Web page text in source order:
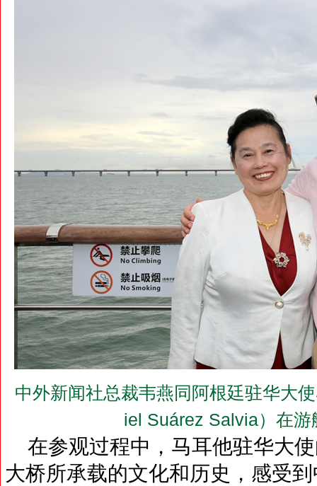
中外新闻社总裁韦燕同阿根廷驻华大
iel Suárez Salvia）在
在参观过程中，马耳他驻华大
大桥所承载的文化和历史，感受